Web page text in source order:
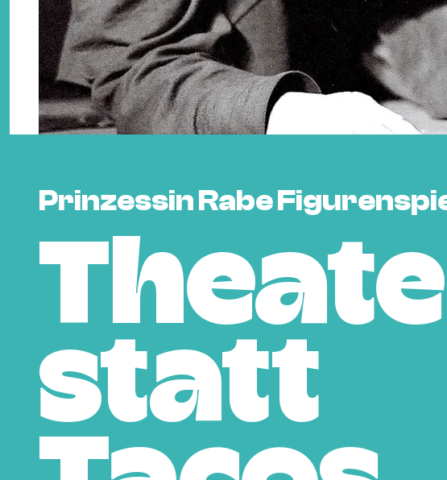
Prinzessin Rabe
statt